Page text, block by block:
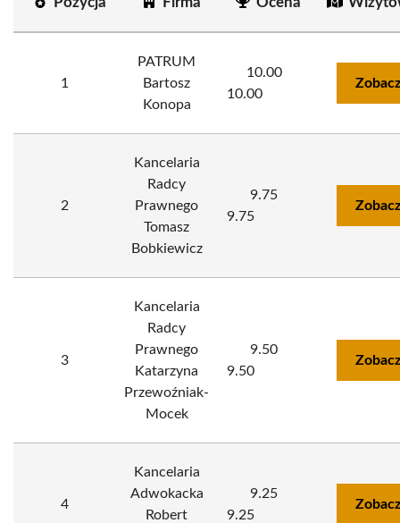
1
PATRUM
Bartosz
Konopa
10.00
10.00
2
Kancelaria
Radcy
Prawnego
Tomasz
Bobkiewicz
9.75
9.75
3
Kancelaria
Radcy
Prawnego
Katarzyna
Przewoźniak-
Mocek
9.50
9.50
4
Kancelaria
Adwokacka
Robert
9.25
9.25